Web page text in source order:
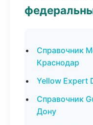
Справочник
Краснодар
Yellow Expert
Справочник
Дону